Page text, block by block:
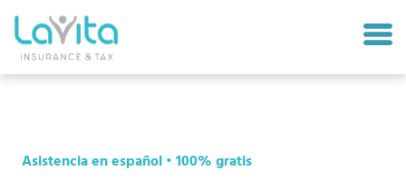
Asistencia en español • 100% gratis